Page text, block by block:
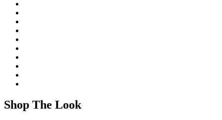
Shop The Look